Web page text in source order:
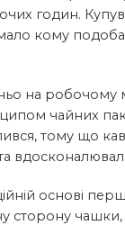
годин.
кому
на робочому
чайних
тому що
основі
чашки,